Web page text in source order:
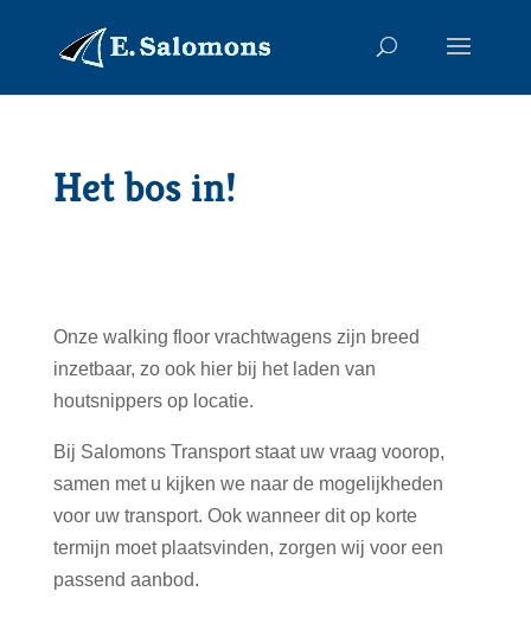
Het bos in!
Onze walking floor vrachtwagens zijn breed
inzetbaar, zo ook hier bij het laden van
houtsnippers op locatie.
Bij Salomons Transport staat uw vraag voorop,
samen met u kijken we naar de mogelijkheden
voor uw transport. Ook wanneer dit op korte
termijn moet plaatsvinden, zorgen wij voor een
passend aanbod.